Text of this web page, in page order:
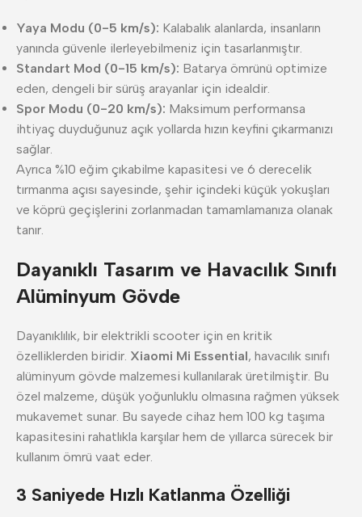
Yaya Modu (0-5 km/s): Kalabalık alanlarda, insanların
yanında güvenle ilerleyebilmeniz için tasarlanmıştır.
Standart Mod (0-15 km/s): Batarya ömrünü optimize
eden, dengeli bir sürüş arayanlar için idealdir.
Spor Modu (0-20 km/s): Maksimum performansa
ihtiyaç duyduğunuz açık yollarda hızın keyfini çıkarmanızı
sağlar.
Ayrıca %10 eğim çıkabilme kapasitesi ve 6 derecelik
tırmanma açısı sayesinde, şehir içindeki küçük yokuşları
ve köprü geçişlerini zorlanmadan tamamlamanıza olanak
tanır.
Dayanıklı Tasarım ve Havacılık Sınıfı
Alüminyum Gövde
Dayanıklılık, bir elektrikli scooter için en kritik
özelliklerden biridir. Xiaomi Mi Essential, havacılık sınıfı
alüminyum gövde malzemesi kullanılarak üretilmiştir. Bu
özel malzeme, düşük yoğunluklu olmasına rağmen yüksek
mukavemet sunar. Bu sayede cihaz hem 100 kg taşıma
kapasitesini rahatlıkla karşılar hem de yıllarca sürecek bir
kullanım ömrü vaat eder.
3 Saniyede Hızlı Katlanma Özelliği